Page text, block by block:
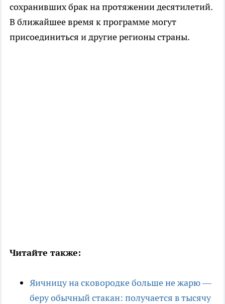
сохранивших брак на протяжении десятилетий.
В ближайшее время к программе могут
присоединиться и другие регионы страны.
Читайте также:
Яичницу на сковородке больше не жарю —
беру обычный стакан: получается в тысячу